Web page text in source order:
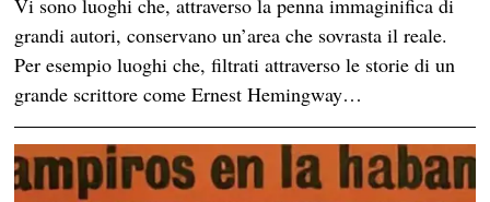
Vi sono luoghi che, attraverso la penna immaginifica di
grandi autori, conservano un’area che sovrasta il reale.
Per esempio luoghi che, filtrati attraverso le storie di un
grande scrittore come Ernest Hemingway…